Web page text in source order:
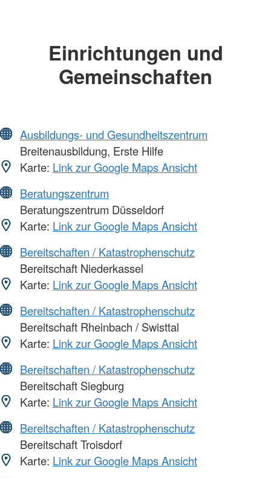
Einrichtungen und
Gemeinschaften
Ausbildungs- und Gesundheitszentrum
Breitenausbildung, Erste Hilfe
Karte: Link zur Google Maps Ansicht
Beratungszentrum
Beratungszentrum Düsseldorf
Karte: Link zur Google Maps Ansicht
Bereitschaften / Katastrophenschutz
Bereitschaft Niederkassel
Karte: Link zur Google Maps Ansicht
Bereitschaften / Katastrophenschutz
Bereitschaft Rheinbach / Swisttal
Karte: Link zur Google Maps Ansicht
Bereitschaften / Katastrophenschutz
Bereitschaft Siegburg
Karte: Link zur Google Maps Ansicht
Bereitschaften / Katastrophenschutz
Bereitschaft Troisdorf
Karte: Link zur Google Maps Ansicht